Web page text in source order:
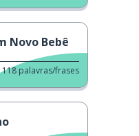
Novo Bebê
118 palavras/frases